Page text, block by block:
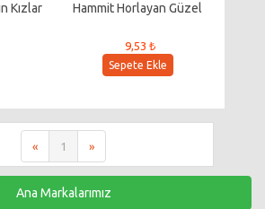
Kızlar
Hammit Horlayan Güzel
9,53 ₺
Sepete Ekle
« 1 »
Ana Markalarımız